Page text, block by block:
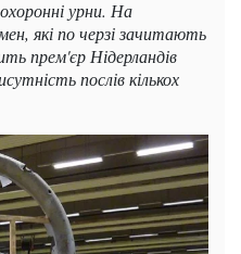
урни. На
які по черзі зачитають
прем'єр Нідерландів
послів кількох